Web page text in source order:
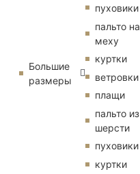
Большие
размеры
пуховики
пальто на
меху
куртки
ветровки
плащи
пальто из
шерсти
пуховики
куртки